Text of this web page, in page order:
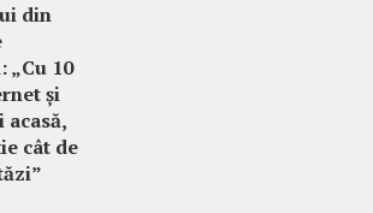
din
„Cu 10
și
acasă,
cât de